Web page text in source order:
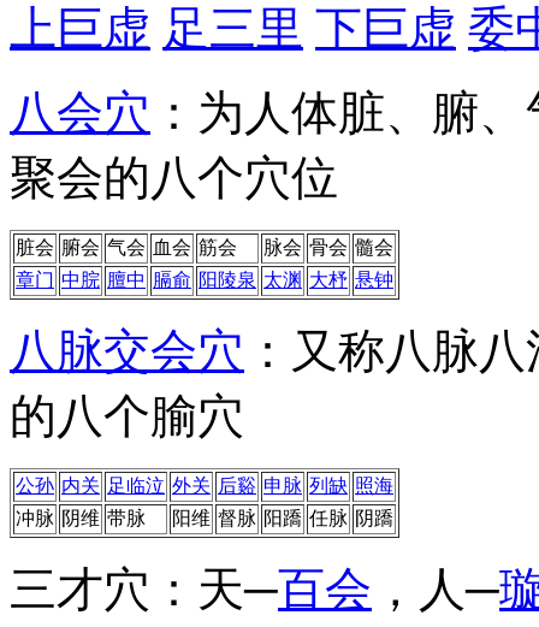
上巨虚 足三里 下巨虚 委
八会穴 ：为人体脏、腑
聚会的八个穴位
脏会 腑会 气会 血会 筋会 脉会 骨会 髓会
章门 中脘 膻中 膈俞 阳陵泉 太渊 大杼 悬钟
八脉交会穴 ：又称八脉
的八个腧穴
公孙 内关 足临泣 外关 后谿 申脉 列缺 照海
冲脉 阴维 带脉 阳维 督脉 阳蹻 任脉 阴蹻
三才穴：天─百会 ，人─